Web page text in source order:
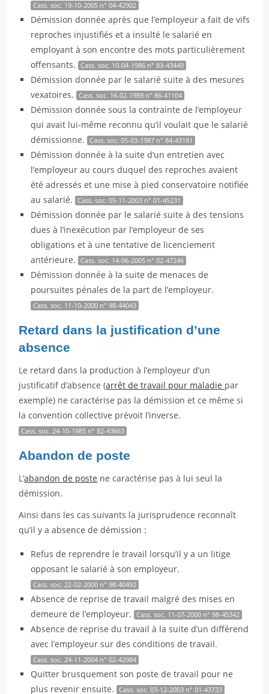
Cass. soc. 19-10-2005 n° 04-42902
Démission donnée après que l’employeur a fait de vifs
reproches injustifiés et a insulté le salarié en
employant à son encontre des mots particulièrement
offensants. Cass. soc. 10-04-1986 n° 83-43449
Démission donnée par le salarié suite à des mesures
vexatoires. Cass. soc. 16-02-1989 n° 86-41104
Démission donnée sous la contrainte de l’employeur
qui avait lui-même reconnu qu’il voulait que le salarié
démissionne. Cass. soc. 05-03-1987 n° 84-43181
Démission donnée à la suite d’un entretien avec
l’employeur au cours duquel des reproches avaient
été adressés et une mise à pied conservatoire notifiée
au salarié. Cass. soc. 05-11-2003 n° 01-45231
Démission donnée par le salarié suite à des tensions
dues à l’inexécution par l’employeur de ses
obligations et à une tentative de licenciement
antérieure. Cass. soc. 14-06-2005 n° 02-47246
Démission donnée à la suite de menaces de
poursuites pénales de la part de l’employeur.
Cass. soc. 11-10-2000 n° 98-44043
Retard dans la justification d’une
absence
Le retard dans la production à l’employeur d’un
justificatif d’absence (arrêt de travail pour maladie par
exemple) ne caractérise pas la démission et ce même si
la convention collective prévoit l’inverse.
Cass. soc. 24-10-1985 n° 82-43663
Abandon de poste
L’abandon de poste ne caractérise pas à lui seul la
démission.
Ainsi dans les cas suivants la jurisprudence reconnaît
qu’il y a absence de démission :
Refus de reprendre le travail lorsqu’il y a un litige
opposant le salarié à son employeur.
Cass. soc. 22-02-2000 n° 98-40492
Absence de reprise de travail malgré des mises en
demeure de l’employeur. Cass. soc. 11-07-2000 n° 98-45342
Absence de reprise du travail à la suite d’un différend
avec l’employeur sur des conditions de travail.
Cass. soc. 24-11-2004 n° 02-42984
Quitter brusquement son poste de travail pour ne
plus revenir ensuite. Cass. soc. 03-12-2003 n° 01-43733